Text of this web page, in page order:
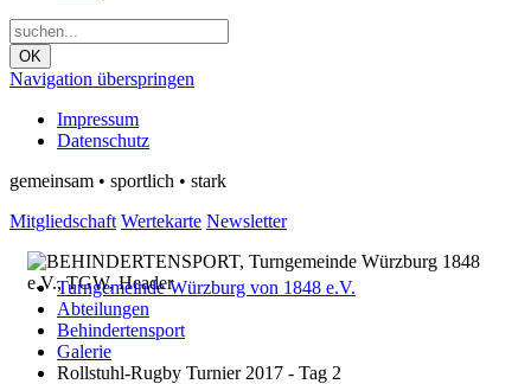
OK
Navigation überspringen
Impressum
Datenschutz
gemeinsam • sportlich • stark
Mitgliedschaft Wertekarte Newsletter
Turngemeinde Würzburg von 1848 e.V.
Abteilungen
Behindertensport
Galerie
Rollstuhl-Rugby Turnier 2017 - Tag 2